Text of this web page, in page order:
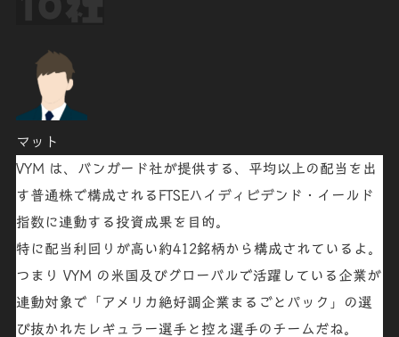
マット
VYM は、 バンガード社が提供する、 平均以上の配当を出
す普通株で構成されるFTSEハイディビデンド・イールド
指数に連動する投資成果を目的。
特に配当利回りが高い約412銘柄から構成されているよ。
つまり VYM の米国及びグローバルで活躍している企業が
連動対象で「アメリカ絶好調企業まるごとパック 」の選
び抜かれた レギュラー選手と控え選手のチームだね 。